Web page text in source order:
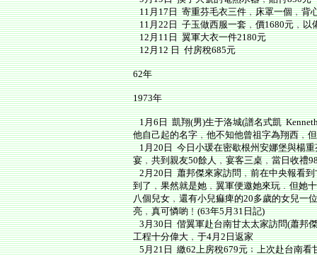
11月17日 寄重芬毛衣三件﹐床罩一個﹐背
11月22日 子玉做西服一套﹐價1680元﹐以
12月11日 翼軍大衣一件2180元
12月12 日 付房稅685元
62年
1973年
1月6日 凱翔(男)生于洛城(譜名式凱
他自己起的名字﹐他不知他曾祖字為翔西﹐
1月20日 今日小瑗在密歇根州安娜堡與楊重
宴﹐共到親友50餘人﹐宴客三桌﹐當日收禮
2月20日 蕭邦傑來家訪問﹐前在中央報看到
到了﹐果然就是她﹐翼軍便邀她來玩﹒但她
八個兒女﹐還有小兒痲痺的20多歲的女兒一
亮﹐真可憐喲﹗(63年5月31日記)
3月30日 偕翼軍赴台南甘太太家訪問(蕭邦
工程十分偉大﹐于4月2日返家
5月21日 繳62上房稅679元﹔上次赴台南看